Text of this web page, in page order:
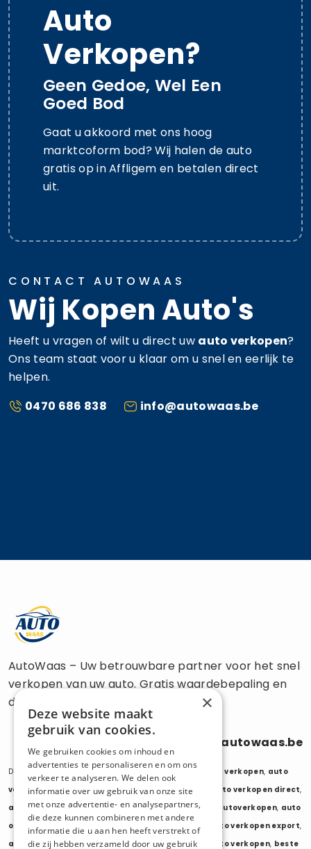
Auto
Verkopen?
Geen Gedoe, Wel Een
Goed Bod
Gaat u akkoord met ons hoog
marktcoform bod? Wij halen de auto
gratis op in Affligem en betalen direct
uit.
CONTACT AUTOWAAS
Wij Kopen Auto's
Heeft u vragen of wilt u direct uw auto verkopen?
Ons team staat voor u klaar om u snel en eerlijk te
helpen.
0470 686 838
info@autowaas.be
AutoWaas – Uw betrouwbare partner voor het snel
verkopen van uw auto. Gratis waardebepaling en
directe uitbetaling.
info@autowaas.be
Diensten: auto verkopen auto export verkopen, auto
verkopen export,auto verkopen zonder keuring auto verkopen direct,
auto tweedehands verkopen,mijn auto verkopen autoverkopen, auto
opkopers
opkoper auto , export auto verkopen auto verkopen export,
auto opkoper export,opkopen van auto's,oude auto verkopen, beste
×
Deze website maakt
gebruik van cookies.
We gebruiken cookies om inhoud en
advertenties te personaliseren en om ons
verkeer te analyseren. We delen ook
informatie over uw gebruik van onze site
met onze advertentie- en analysepartners,
die deze kunnen combineren met andere
informatie die u aan hen heeft verstrekt of
die zij hebben verzameld door uw gebruik